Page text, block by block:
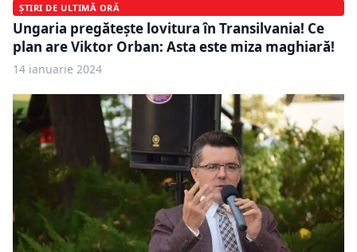
ȘTIRI DE ULTIMĂ ORĂ
Ungaria pregătește lovitura în Transilvania! Ce
plan are Viktor Orban: Asta este miza maghiară!
14 ianuarie 2024